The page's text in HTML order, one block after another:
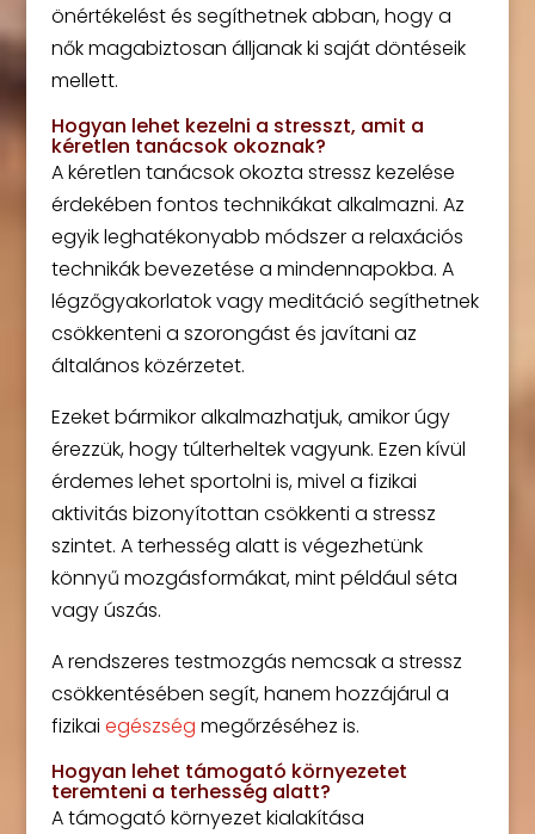
önértékelést és segíthetnek abban, hogy a
nők magabiztosan álljanak ki saját döntéseik
mellett.
Hogyan lehet kezelni a stresszt, amit a
kéretlen tanácsok okoznak?
A kéretlen tanácsok okozta stressz kezelése
érdekében fontos technikákat alkalmazni. Az
egyik leghatékonyabb módszer a relaxációs
technikák bevezetése a mindennapokba. A
légzőgyakorlatok vagy meditáció segíthetnek
csökkenteni a szorongást és javítani az
általános közérzetet.
Ezeket bármikor alkalmazhatjuk, amikor úgy
érezzük, hogy túlterheltek vagyunk. Ezen kívül
érdemes lehet sportolni is, mivel a fizikai
aktivitás bizonyítottan csökkenti a stressz
szintet. A terhesség alatt is végezhetünk
könnyű mozgásformákat, mint például séta
vagy úszás.
A rendszeres testmozgás nemcsak a stressz
csökkentésében segít, hanem hozzájárul a
fizikai egészség megőrzéséhez is.
Hogyan lehet támogató környezetet
teremteni a terhesség alatt?
A támogató környezet kialakítása